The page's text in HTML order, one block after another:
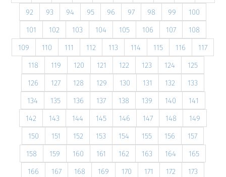
92
93 94 95 96 97 98 99
100
101
102 103 104 105 106 107
108
109
110 111 112 113 114 115 116
117
118
119 120 121 122 123 124
125
126
127 128 129 130 131 132
133
134
135 136 137 138 139 140
141
142
143 144 145 146 147 148
149
150
151 152 153 154 155 156
157
158
159 160 161 162 163 164
165
166
167 168 169 170 171 172
173